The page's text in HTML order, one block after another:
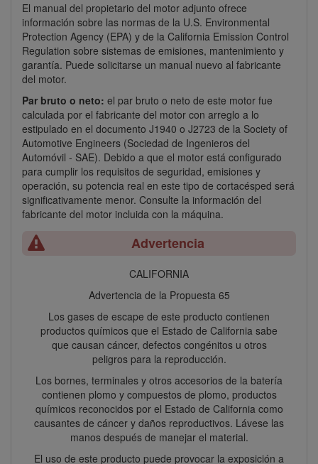
El manual del propietario del motor adjunto ofrece
información sobre las normas de la U.S. Environmental
Protection Agency (EPA) y de la California Emission Control
Regulation sobre sistemas de emisiones, mantenimiento y
garantía. Puede solicitarse un manual nuevo al fabricante
del motor.
Par bruto o neto: el par bruto o neto de este motor fue
calculada por el fabricante del motor con arreglo a lo
estipulado en el documento J1940 o J2723 de la Society of
Automotive Engineers (Sociedad de Ingenieros del
Automóvil - SAE). Debido a que el motor está configurado
para cumplir los requisitos de seguridad, emisiones y
operación, su potencia real en este tipo de cortacésped será
significativamente menor. Consulte la información del
fabricante del motor incluida con la máquina.
Advertencia
CALIFORNIA
Advertencia de la Propuesta 65
Los gases de escape de este producto contienen
productos químicos que el Estado de California sabe
que causan cáncer, defectos congénitos u otros
peligros para la reproducción.
Los bornes, terminales y otros accesorios de la batería
contienen plomo y compuestos de plomo, productos
químicos reconocidos por el Estado de California como
causantes de cáncer y daños reproductivos. Lávese las
manos después de manejar el material.
El uso de este producto puede provocar la exposición a